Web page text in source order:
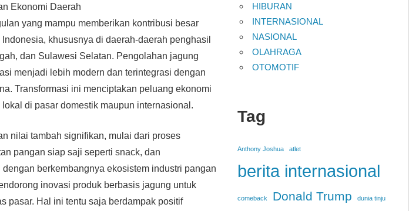
Ekonomi Daerah
yang mampu memberikan kontribusi besar
khususnya di daerah-daerah penghasil
dan Sulawesi Selatan. Pengolahan jagung
menjadi lebih modern dan terintegrasi dengan
Transformasi ini menciptakan peluang ekonomi
di pasar domestik maupun internasional.
nilai tambah signifikan, mulai dari proses
pangan siap saji seperti snack, dan
berkembangnya ekosistem industri pangan
inovasi produk berbasis jagung untuk
pasar. Hal ini tentu saja berdampak positif
HIBURAN
INTERNASIONAL
NASIONAL
OLAHRAGA
OTOMOTIF
Tag
Anthony Joshua atlet
berita internasional
comeback Donald Trump dunia tinju